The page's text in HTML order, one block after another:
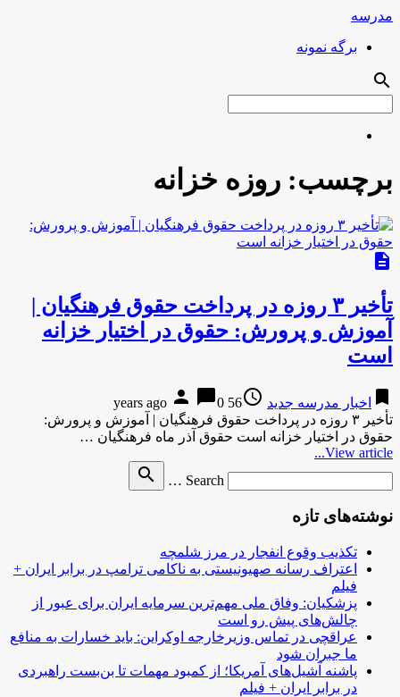
مدرسه
برگه نمونه
search
برچسب: روزه خزانه
description
تأخیر ۳ روزه در پرداخت حقوق فرهنگیان |
آموزش و پرورش: حقوق در اختیار خزانه
است
bookmark اخبار مدرسه جدید access_time
56 years ago
person chat_bubble0
تأخیر ۳ روزه در پرداخت حقوق فرهنگیان | آموزش و پرورش:
حقوق در اختیار خزانه است حقوق آذر ماه فرهنگیان …
View article...
Search …
search
نوشته‌های تازه
تکذیب وقوع انفجار در مرز شلمچه
اعتراف رسانه صهیونیستی به ناکامی ترامپ در برابر ایران +
فیلم
پزشکیان: وفاق ملی مهم‌ترین سرمایه ایران برای عبور از
چالش‌های پیش رو است
عراقچی در تماس وزیرخارجه اوکراین: باید خسارات به منافع
ما جبران شود
پاشنه آشیل‌های آمریکا؛ از کمبود مهمات تا بن‌بست راهبردی
در برابر ایران + فیلم